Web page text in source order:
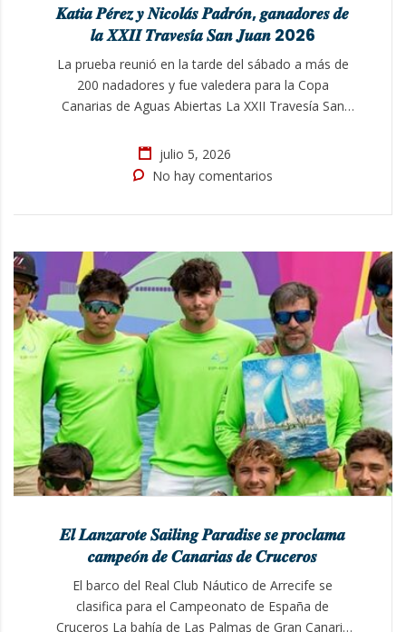
𝑲𝒂𝒕𝒊𝒂 𝑷𝒆́𝒓𝒆𝒛 𝒚 𝑵𝒊𝒄𝒐𝒍𝒂́𝒔 𝑷𝒂𝒅𝒓𝒐́𝒏, 𝒈𝒂𝒏𝒂𝒅𝒐𝒓𝒆𝒔 𝒅𝒆
𝒍𝒂 𝑿𝑿𝑰𝑰 𝑻𝒓𝒂𝒗𝒆𝒔𝒊́𝒂 𝑺𝒂𝒏 𝑱𝒖𝒂𝒏 2026
La prueba reunió en la tarde del sábado a más de
200 nadadores y fue valedera para la Copa
Canarias de Aguas Abiertas La XXII Travesía San
Arrecife, abrió en la tarde del sábado el calendario
de pruebas de natación en aguas abiertas del
verano, viviéndose…
julio 5, 2026
No hay comentarios
𝑬𝒍 𝑳𝒂𝒏𝒛𝒂𝒓𝒐𝒕𝒆 𝑺𝒂𝒊𝒍𝒊𝒏𝒈 𝑷𝒂𝒓𝒂𝒅𝒊𝒔𝒆 𝒔𝒆 𝒑𝒓𝒐𝒄𝒍𝒂𝒎𝒂
𝒄𝒂𝒎𝒑𝒆𝒐́𝒏 𝒅𝒆 𝑪𝒂𝒏𝒂𝒓𝒊𝒂𝒔 𝒅𝒆 𝑪𝒓𝒖𝒄𝒆𝒓𝒐𝒔
El barco del Real Club Náutico de Arrecife se
clasifica para el Campeonato de España de
Cruceros La bahía de Las Palmas de Gran Canaria